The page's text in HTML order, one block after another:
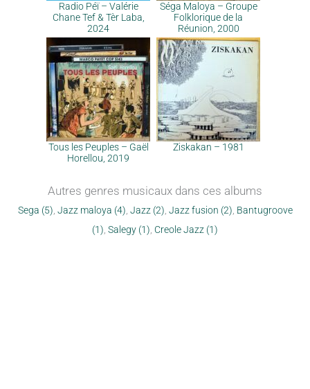
Radio Péï – Valérie
Chane Tef & Tèr Laba,
2024
Séga Maloya – Groupe
Folklorique de la
Réunion, 2000
Tous les Peuples – Gaël
Horellou, 2019
Ziskakan – 1981
Autres genres musicaux dans ces albums
Sega (5) Jazz maloya (4) Jazz (2) Jazz fusion (2) Bantugroove
(1) Salegy (1) Creole Jazz (1)